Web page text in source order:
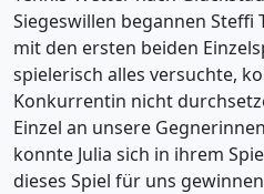
Siegeswillen begannen Steffi
mit den ersten beiden
spielerisch alles versuchte,
Konkurrentin nicht
Einzel an unsere
konnte Julia sich in ihrem
dieses Spiel für uns